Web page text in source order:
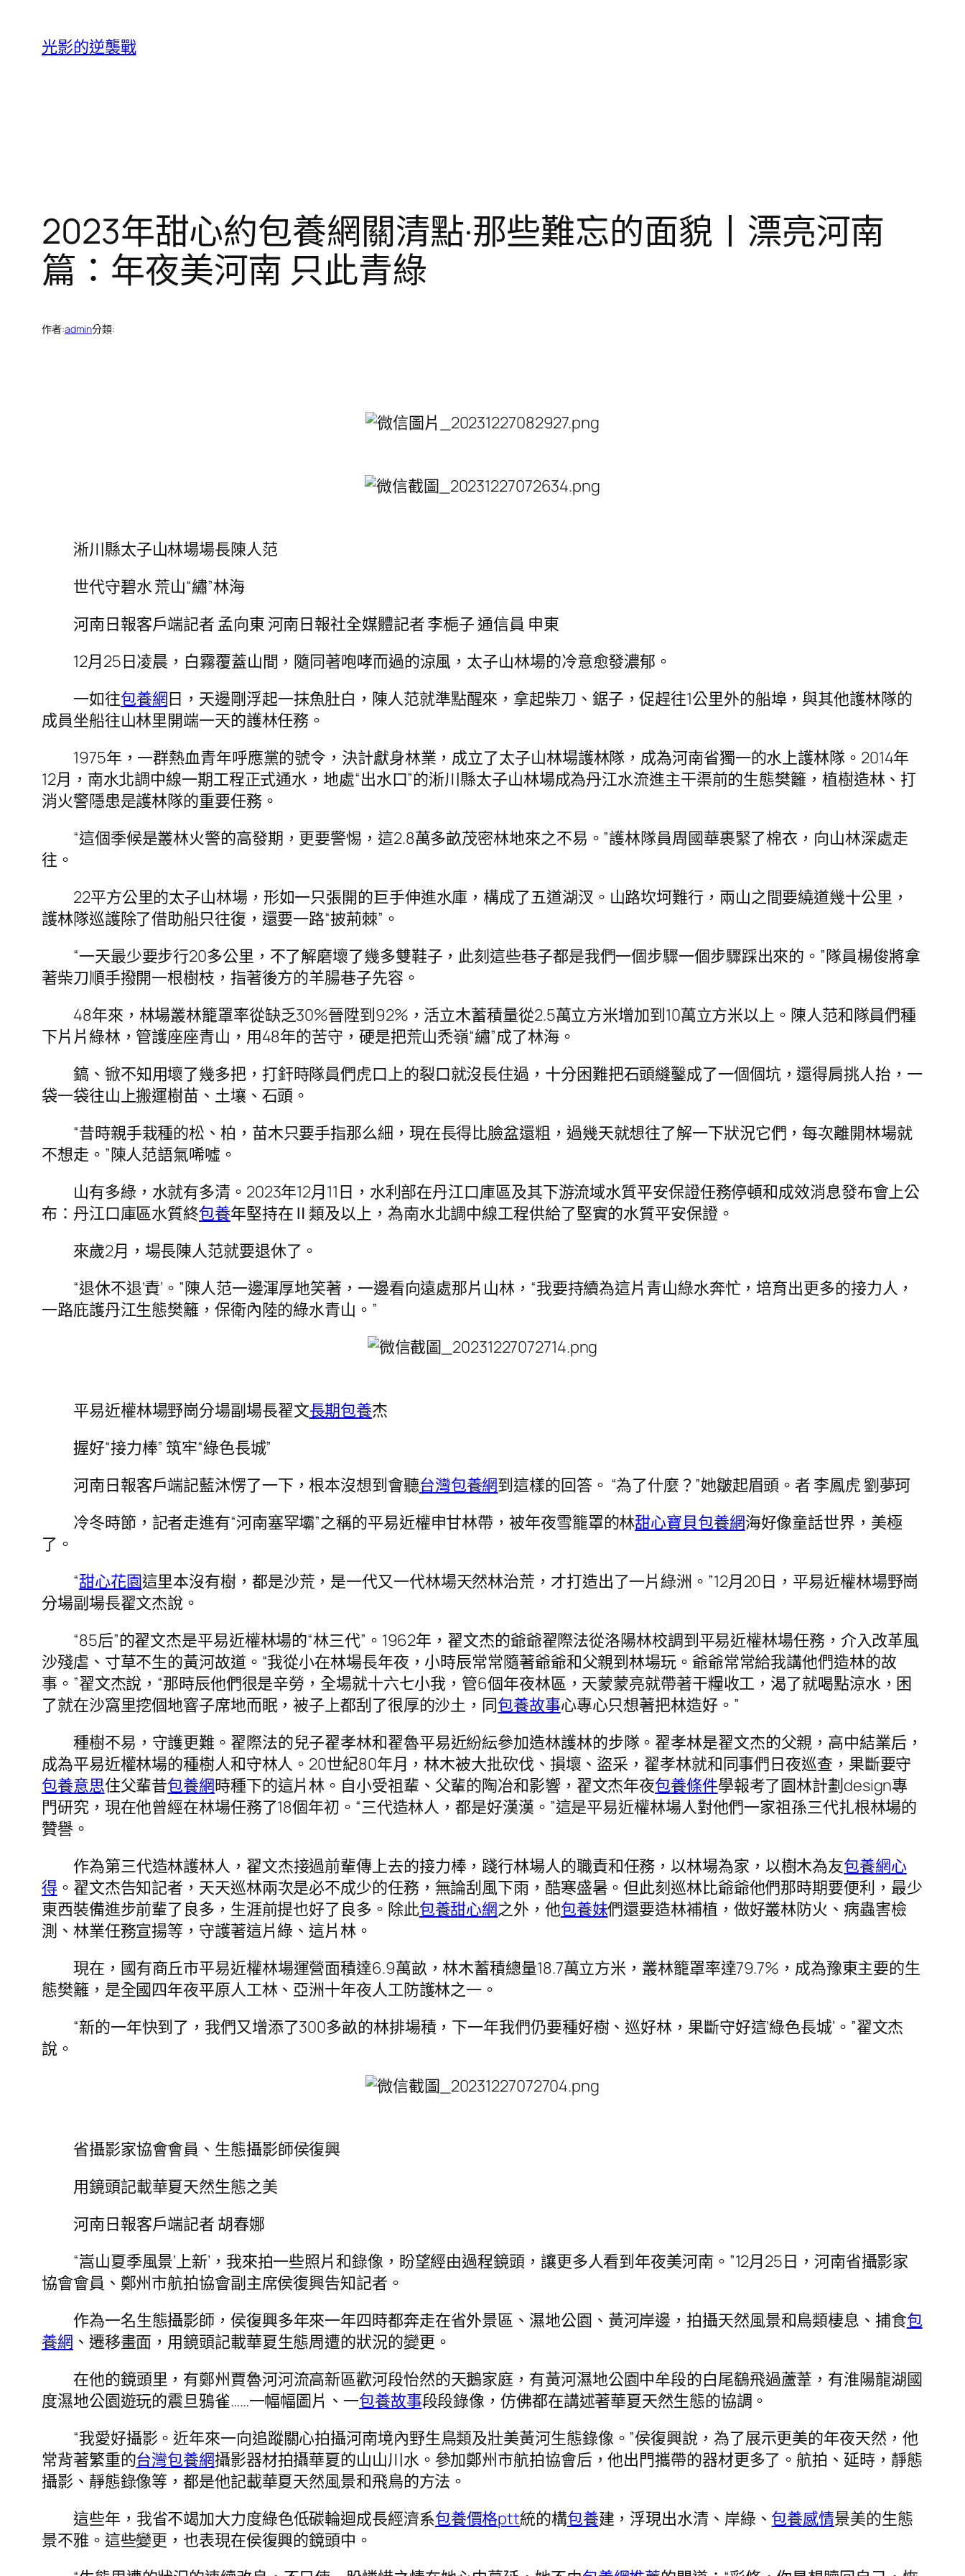
光影的逆襲戰
2023年甜心約包養網關清點·那些難忘的面貌丨漂亮河南
篇：年夜美河南 只此青綠
作者:admin分類:
淅川縣太子山林場場長陳人范
世代守碧水 荒山“繡”林海
河南日報客戶端記者 孟向東 河南日報社全媒體記者 李梔子 通信員 申東
12月25日凌晨，白霧覆蓋山間，隨同著咆哮而過的涼風，太子山林場的冷意愈發濃郁。
一如往包養網日，天邊剛浮起一抹魚肚白，陳人范就準點醒來，拿起柴刀、鋸子，促趕往1公里外的船埠，與其他護林隊的
成員坐船往山林里開端一天的護林任務。
1975年，一群熱血青年呼應黨的號令，決計獻身林業，成立了太子山林場護林隊，成為河南省獨一的水上護林隊。2014年
12月，南水北調中線一期工程正式通水，地處“出水口”的淅川縣太子山林場成為丹江水流進主干渠前的生態樊籬，植樹造林、打
消火警隱患是護林隊的重要任務。
“這個季候是叢林火警的高發期，更要警惕，這2.8萬多畝茂密林地來之不易。”護林隊員周國華裹緊了棉衣，向山林深處走
往。
22平方公里的太子山林場，形如一只張開的巨手伸進水庫，構成了五道湖汊。山路坎坷難行，兩山之間要繞道幾十公里，
護林隊巡護除了借助船只往復，還要一路“披荊棘”。
“一天最少要步行20多公里，不了解磨壞了幾多雙鞋子，此刻這些巷子都是我們一個步驟一個步驟踩出來的。”隊員楊俊將拿
著柴刀順手撥開一根樹枝，指著後方的羊腸巷子先容。
48年來，林場叢林籠罩率從缺乏30%晉陞到92%，活立木蓄積量從2.5萬立方米增加到10萬立方米以上。陳人范和隊員們種
下片片綠林，管護座座青山，用48年的苦守，硬是把荒山禿嶺“繡”成了林海。
鎬、锨不知用壞了幾多把，打釬時隊員們虎口上的裂口就沒長住過，十分困難把石頭縫鑿成了一個個坑，還得肩挑人抬，一
袋一袋往山上搬運樹苗、土壤、石頭。
“昔時親手栽種的松、柏，苗木只要手指那么細，現在長得比臉盆還粗，過幾天就想往了解一下狀況它們，每次離開林場就
不想走。”陳人范語氣唏噓。
山有多綠，水就有多清。2023年12月11日，水利部在丹江口庫區及其下游流域水質平安保證任務停頓和成效消息發布會上公
布：丹江口庫區水質終包養年堅持在Ⅱ類及以上，為南水北調中線工程供給了堅實的水質平安保證。
來歲2月，場長陳人范就要退休了。
“退休不退‘責’。”陳人范一邊渾厚地笑著，一邊看向遠處那片山林，“我要持續為這片青山綠水奔忙，培育出更多的接力人，
一路庇護丹江生態樊籬，保衛內陸的綠水青山。”
平易近權林場野崗分場副場長翟文長期包養杰
握好“接力棒” 筑牢“綠色長城”
河南日報客戶端記藍沐愣了一下，根本沒想到會聽台灣包養網到這樣的回答。 “為了什麼？”她皺起眉頭。者 李鳳虎 劉夢珂
冷冬時節，記者走進有“河南塞罕壩”之稱的平易近權申甘林帶，被年夜雪籠罩的林甜心寶貝包養網海好像童話世界，美極
了。
“甜心花園這里本沒有樹，都是沙荒，是一代又一代林場天然林治荒，才打造出了一片綠洲。”12月20日，平易近權林場野崗
分場副場長翟文杰說。
“85后”的翟文杰是平易近權林場的“林三代”。1962年，翟文杰的爺爺翟際法從洛陽林校調到平易近權林場任務，介入改革風
沙殘虐、寸草不生的黃河故道。“我從小在林場長年夜，小時辰常常隨著爺爺和父親到林場玩。爺爺常常給我講他們造林的故
事。”翟文杰說，“那時辰他們很是辛勞，全場就十六七小我，管6個年夜林區，天蒙蒙亮就帶著干糧收工，渴了就喝點涼水，困
了就在沙窩里挖個地窨子席地而眠，被子上都刮了很厚的沙土，同包養故事心專心只想著把林造好。”
種樹不易，守護更難。翟際法的兒子翟孝林和翟魯平易近紛紜參加造林護林的步隊。翟孝林是翟文杰的父親，高中結業后，
成為平易近權林場的種樹人和守林人。20世紀80年月，林木被大批砍伐、損壞、盜采，翟孝林就和同事們日夜巡查，果斷要守
包養意思住父輩昔包養網時種下的這片林。自小受祖輩、父輩的陶冶和影響，翟文杰年夜包養條件學報考了園林計劃design專
門研究，現在他曾經在林場任務了18個年初。“三代造林人，都是好漢漢。”這是平易近權林場人對他們一家祖孫三代扎根林場的
贊譽。
作為第三代造林護林人，翟文杰接過前輩傳上去的接力棒，踐行林場人的職責和任務，以林場為家，以樹木為友包養網心
得 。翟文杰告知記者，天天巡林兩次是必不成少的任務，無論刮風下雨，酷寒盛暑。但此刻巡林比爺爺他們那時期要便利，最少
東西裝備進步前輩了良多，生涯前提也好了良多。除此包養甜心網之外，他包養妹們還要造林補植，做好叢林防火、病蟲害檢
測、林業任務宣揚等，守護著這片綠、這片林。
現在，國有商丘市平易近權林場運營面積達6.9萬畝，林木蓄積總量18.7萬立方米，叢林籠罩率達79.7%，成為豫東主要的生
態樊籬，是全國四年夜平原人工林、亞洲十年夜人工防護林之一。
“新的一年快到了，我們又增添了300多畝的林排場積，下一年我們仍要種好樹、巡好林，果斷守好這‘綠色長城’。”翟文杰
說。
省攝影家協會會員、生態攝影師侯復興
用鏡頭記載華夏天然生態之美
河南日報客戶端記者 胡春娜
“嵩山夏季風景‘上新’，我來拍一些照片和錄像，盼望經由過程鏡頭，讓更多人看到年夜美河南。”12月25日，河南省攝影家
協會會員、鄭州市航拍協會副主席侯復興告知記者。
作為一名生態攝影師，侯復興多年來一年四時都奔走在省外景區、濕地公園、黃河岸邊，拍攝天然風景和鳥類棲息、捕食包
養網 、遷移畫面，用鏡頭記載華夏生態周遭的狀況的變更。
在他的鏡頭里，有鄭州賈魯河河流高新區歡河段怡然的天鵝家庭，有黃河濕地公園中牟段的白尾鷂飛過蘆葦，有淮陽龍湖國
度濕地公園遊玩的震旦鴉雀……一幅幅圖片、一包養故事段段錄像，仿佛都在講述著華夏天然生態的協調。
“我愛好攝影。近年來一向追蹤關心拍攝河南境內野生鳥類及壯美黃河生態錄像。”侯復興說，為了展示更美的年夜天然，他
常背著繁重的台灣包養網攝影器材拍攝華夏的山山川水。參加鄭州市航拍協會后，他出門攜帶的器材更多了。航拍、延時，靜態
攝影、靜態錄像等，都是他記載華夏天然風景和飛鳥的方法。
這些年，我省不竭加大力度綠色低碳輪迴成長經濟系包養價格ptt統的構包養建，浮現出水清、岸綠、 包養感情景美的生態
景不雅。這些變更，也表現在侯復興的鏡頭中。